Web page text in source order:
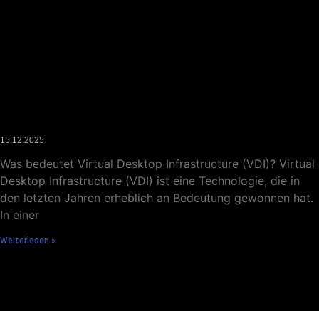
15.12.2025
Was bedeutet Virtual Desktop Infrastructure (VDI)? Virtual
Desktop Infrastructure (VDI) ist eine Technologie, die in
den letzten Jahren erheblich an Bedeutung gewonnen hat.
In einer
Weiterlesen »